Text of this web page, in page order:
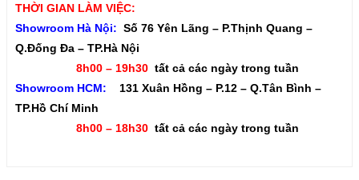
THỜI GIAN LÀM VIỆC:
Showroom Hà Nội: Số 76 Yên Lãng – P.Thịnh Quang –
Q.Đống Đa – TP.Hà Nội
8h00 – 19h30 tất cả các ngày trong tuần
Showroom HCM:
131 Xuân Hồng – P.12 – Q.Tân Bình –
TP.Hồ Chí Minh
8h00 – 18h30 tất cả các ngày trong tuần